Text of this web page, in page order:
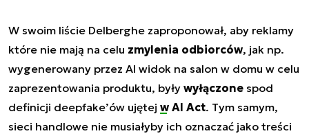
W swoim liście Delberghe zaproponował, aby reklamy
które nie mają na celu zmylenia odbiorców, jak np.
wygenerowany przez AI widok na salon w domu w celu
zaprezentowania produktu, były wyłączone spod
definicji deepfake’ów ujętej w AI Act. Tym samym,
sieci handlowe nie musiałyby ich oznaczać jako treści